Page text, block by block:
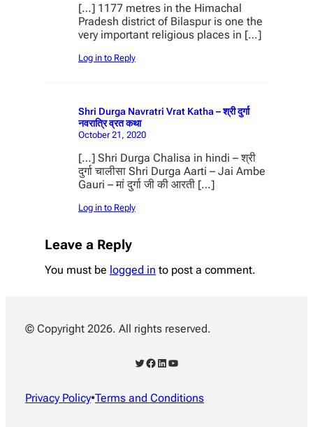
[…] 1177 metres in the Himachal
Pradesh district of Bilaspur is one the
very important religious places in […]
Log in to Reply
Shri Durga Navratri Vrat Katha – श्री दुर्गा
नवरात्रि व्रत कथा
October 21, 2020
[…] Shri Durga Chalisa in hindi – श्री
दुर्गा चालीसा Shri Durga Aarti – Jai Ambe
Gauri – मां दुर्गा जी की आरती […]
Log in to Reply
Leave a Reply
You must be logged in to post a comment.
© Copyright 2026. All rights reserved.
Twitter Facebook LinkedIn YouTube
Privacy Policy•Terms and Conditions